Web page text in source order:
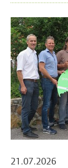
21.07.2026